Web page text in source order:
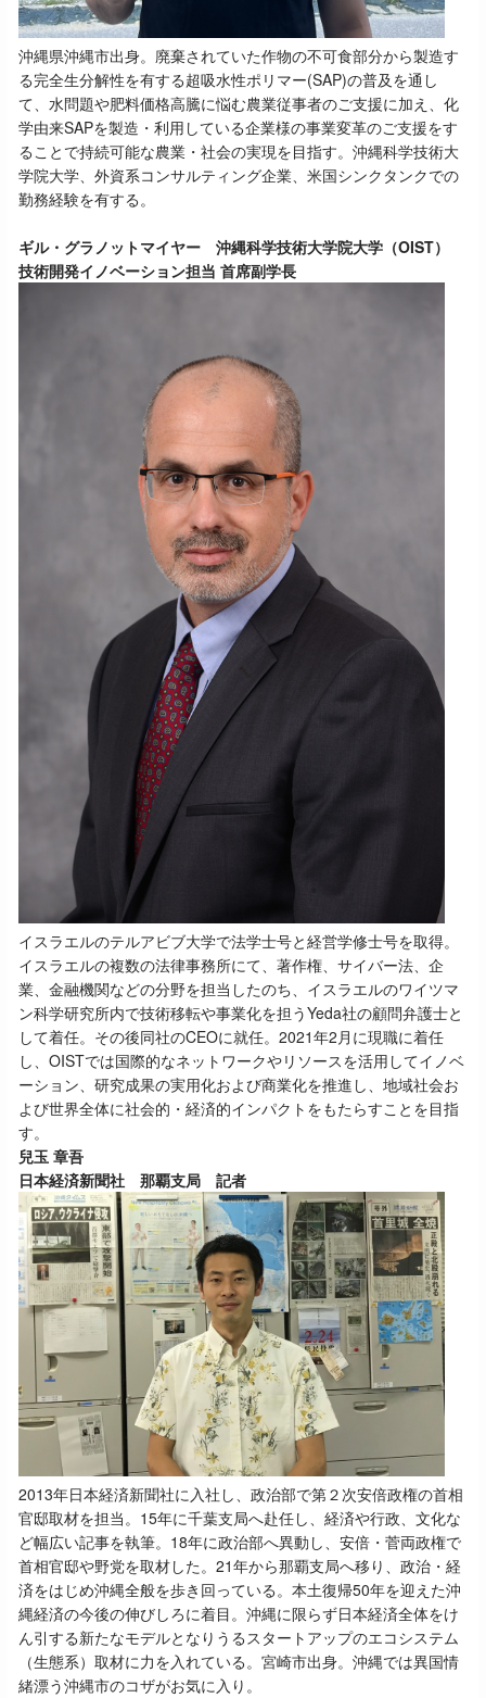
沖縄県沖縄市出身。廃棄されていた作物の不可食部分から製造す
る完全生分解性を有する超吸水性ポリマー(SAP)の普及を通し
て、水問題や肥料価格高騰に悩む農業従事者のご支援に加え、化
学由来SAPを製造・利用している企業様の事業変革のご支援をす
ることで持続可能な農業・社会の実現を目指す。沖縄科学技術大
学院大学、外資系コンサルティング企業、米国シンクタンクでの
勤務経験を有する。
ギル・グラノットマイヤー 沖縄科学技術大学院大学（OIST）
技術開発イノベーション担当 首席副学長
イスラエルのテルアビブ大学で法学士号と経営学修士号を取得。
イスラエルの複数の法律事務所にて、著作権、サイバー法、企
業、金融機関などの分野を担当したのち、イスラエルのワイツマ
ン科学研究所内で技術移転や事業化を担うYeda社の顧問弁護士と
して着任。その後同社のCEOに就任。2021年2月に現職に着任
し、OISTでは国際的なネットワークやリソースを活用してイノベ
ーション、研究成果の実用化および商業化を推進し、地域社会お
よび世界全体に社会的・経済的インパクトをもたらすことを目指
す。
兒玉 章吾
日本経済新聞社 那覇支局 記者
2013年日本経済新聞社に入社し、政治部で第２次安倍政権の首相
官邸取材を担当。 15年に千葉支局へ赴任し、経済や行政、文化な
ど幅広い記事を執筆。 18年に政治部へ異動し、安倍・菅両政権で
首相官邸や野党を取材した。 21年から那覇支局へ移り、政治・経
済をはじめ沖縄全般を歩き回っている。本土復帰50年を迎えた沖
縄経済の今後の伸びしろに着目。沖縄に限らず日本経済全体をけ
ん引する新たなモデルとなりうるスタートアップのエコシステム
（生態系）取材に力を入れている。宮崎市出身。沖縄では異国情
緒漂う沖縄市のコザがお気に入り。